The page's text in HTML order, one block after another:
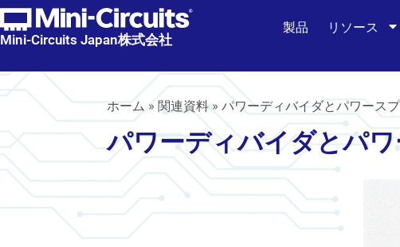
Mini-Circuits Japan株式会社
製品 リソース
ホーム»関連資料»パワーディバイダとパワース
パワーディバイダとパ